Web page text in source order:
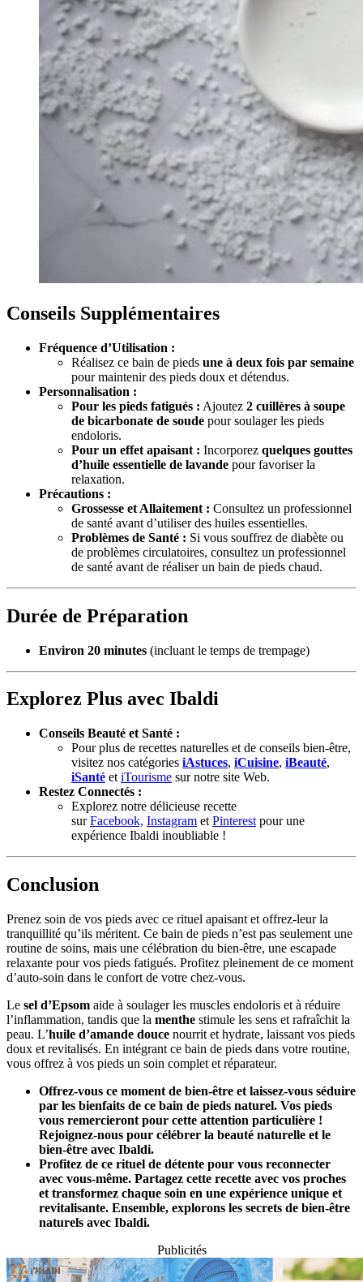
Conseils Supplémentaires
Fréquence d’Utilisation :
Réalisez ce bain de pieds une à deux fois par semaine
pour maintenir des pieds doux et détendus.
Personnalisation :
Pour les pieds fatigués : Ajoutez 2 cuillères à soupe
de bicarbonate de soude pour soulager les pieds
endoloris.
Pour un effet apaisant : Incorporez quelques gouttes
d’huile essentielle de lavande pour favoriser la
relaxation.
Précautions :
Grossesse et Allaitement : Consultez un professionnel
de santé avant d’utiliser des huiles essentielles.
Problèmes de Santé : Si vous souffrez de diabète ou
de problèmes circulatoires, consultez un professionnel
de santé avant de réaliser un bain de pieds chaud.
Durée de Préparation
Environ 20 minutes (incluant le temps de trempage)
Explorez Plus avec Ibaldi
Conseils Beauté et Santé :
Pour plus de recettes naturelles et de conseils bien-être,
visitez nos catégories iAstuces, iCuisine, iBeauté,
iSanté et iTourisme sur notre site Web.
Restez Connectés :
Explorez notre délicieuse recette
surFacebook, Instagram et Pinterest pour une
expérience Ibaldi inoubliable !
Conclusion
Prenez soin de vos pieds avec ce rituel apaisant et offrez-leur la
tranquillité qu’ils méritent. Ce bain de pieds n’est pas seulement une
routine de soins, mais une célébration du bien-être, une escapade
relaxante pour vos pieds fatigués. Profitez pleinement de ce moment
d’auto-soin dans le confort de votre chez-vous.
Le sel d’Epsom aide à soulager les muscles endoloris et à réduire
l’inflammation, tandis que la menthe stimule les sens et rafraîchit la
peau. L’huile d’amande douce nourrit et hydrate, laissant vos pieds
doux et revitalisés. En intégrant ce bain de pieds dans votre routine,
vous offrez à vos pieds un soin complet et réparateur.
Offrez-vous ce moment de bien-être et laissez-vous séduire
par les bienfaits de ce bain de pieds naturel. Vos pieds
vous remercieront pour cette attention particulière !
Rejoignez-nous pour célébrer la beauté naturelle et le
bien-être avec Ibaldi.
Profitez de ce rituel de détente pour vous reconnecter
avec vous-même. Partagez cette recette avec vos proches
et transformez chaque soin en une expérience unique et
revitalisante. Ensemble, explorons les secrets de bien-être
naturels avec Ibaldi.
Publicités